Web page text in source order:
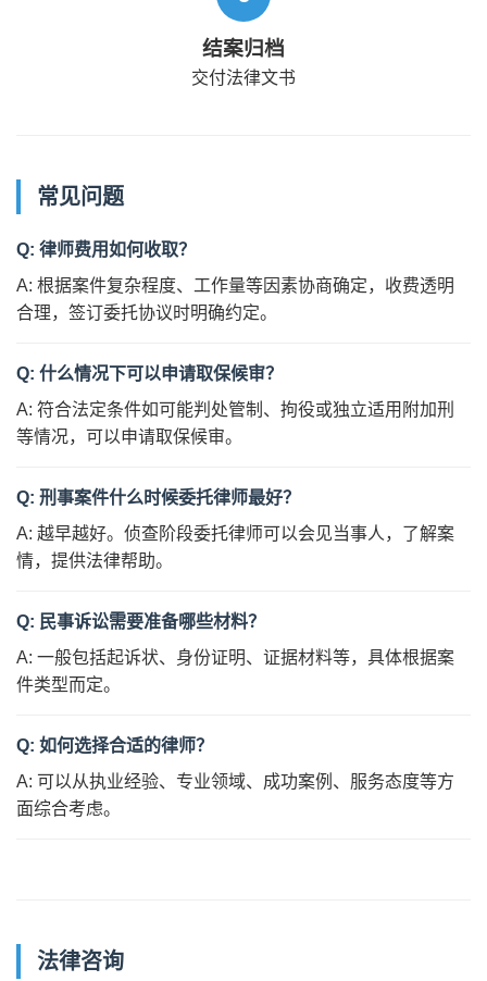
结案归档
交付法律文书
常见问题
Q: 律师费用如何收取？
A: 根据案件复杂程度、工作量等因素协商确定，收费透明
合理，签订委托协议时明确约定。
Q: 什么情况下可以申请取保候审？
A: 符合法定条件如可能判处管制、拘役或独立适用附加刑
等情况，可以申请取保候审。
Q: 刑事案件什么时候委托律师最好？
A: 越早越好。侦查阶段委托律师可以会见当事人，了解案
情，提供法律帮助。
Q: 民事诉讼需要准备哪些材料？
A: 一般包括起诉状、身份证明、证据材料等，具体根据案
件类型而定。
Q: 如何选择合适的律师？
A: 可以从执业经验、专业领域、成功案例、服务态度等方
面综合考虑。
法律咨询